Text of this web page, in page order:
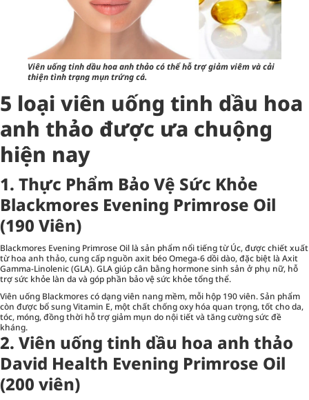
Viên uống tinh dầu hoa anh thảo có thể hỗ trợ giảm viêm và cải
thiện tình trạng mụn trứng cá.
5 loại viên uống tinh dầu hoa
anh thảo được ưa chuộng
hiện nay
1. Thực Phẩm Bảo Vệ Sức Khỏe
Blackmores Evening Primrose Oil
(190 Viên)
Blackmores Evening Primrose Oil là sản phẩm nổi tiếng từ Úc, được chiết xuất
từ hoa anh thảo, cung cấp nguồn axit béo Omega-6 dồi dào, đặc biệt là Axit
Gamma-Linolenic (GLA). GLA giúp cân bằng hormone sinh sản ở phụ nữ, hỗ
trợ sức khỏe làn da và góp phần bảo vệ sức khỏe tổng thể.
Viên uống Blackmores có dạng viên nang mềm, mỗi hộp 190 viên. Sản phẩm
còn được bổ sung Vitamin E, một chất chống oxy hóa quan trọng, tốt cho da,
tóc, móng, đồng thời hỗ trợ giảm mụn do nội tiết và tăng cường sức đề
kháng.
2. Viên uống tinh dầu hoa anh thảo
David Health Evening Primrose Oil
(200 viên)